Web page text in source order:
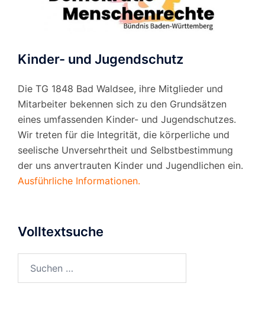
Kinder- und Jugendschutz
Die TG 1848 Bad Waldsee, ihre Mitglieder und
Mitarbeiter bekennen sich zu den Grundsätzen
eines umfassenden Kinder- und Jugendschutzes.
Wir treten für die Integrität, die körperliche und
seelische Unversehrtheit und Selbstbestimmung
der uns anvertrauten Kinder und Jugendlichen ein.
Ausführliche Informationen.
Volltextsuche